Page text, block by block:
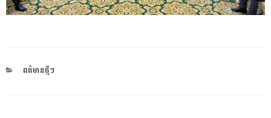
CATEGORIES
ពត៌មានថ្មីៗ